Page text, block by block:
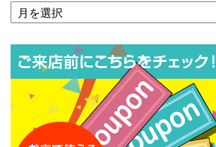
ア
ー
ブ